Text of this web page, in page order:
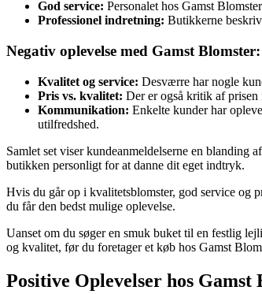
God service: Personalet hos Gamst
Professionel indretning: Butikkerne
Negativ oplevelse med Gamst Blomster:
Kvalitet og service: Desværre har nogle
Pris vs. kvalitet: Der er også kritik af
Kommunikation: Enkelte kunder har
utilfredshed.
Samlet set viser kundeanmeldelserne en blanding
butikken personligt for at danne dit eget indtryk.
Hvis du går op i kvalitetsblomster, god service og
du får den bedst mulige oplevelse.
Uanset om du søger en smuk buket til en festlig
og kvalitet, før du foretager et køb hos Gamst
Positive Oplevelser hos